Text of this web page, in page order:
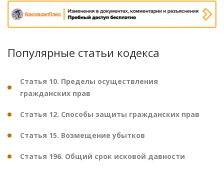
Популярные статьи кодекса
Статья 10. Пределы осуществления
гражданских прав
Статья 12. Способы защиты гражданских прав
Статья 15. Возмещение убытков
Статья 196. Общий срок исковой давности